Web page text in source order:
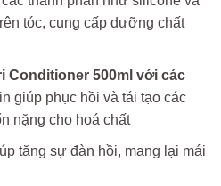
tóc, cung cấp dưỡng chất
Conditioner 500ml với các
giúp phục hồi và tái tạo các
nặng cho hoá chất
tăng sự đàn hồi, mang lại mái